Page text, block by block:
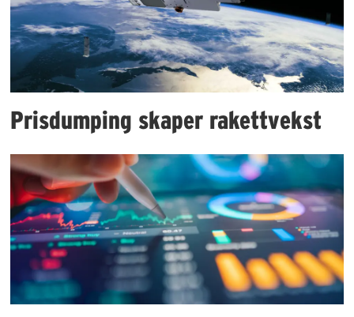
Prisdumping skaper rakettvekst